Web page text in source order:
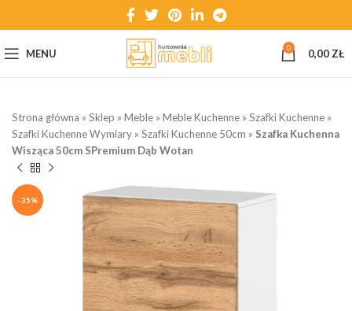
MENU 0 0,00 ZŁ
Strona główna » Sklep » Meble » Meble Kuchenne » Szafki Kuchenne »
Szafki Kuchenne Wymiary » Szafki Kuchenne 50cm » Szafka Kuchenna
Wisząca 50cm SPremium Dąb Wotan
-35%